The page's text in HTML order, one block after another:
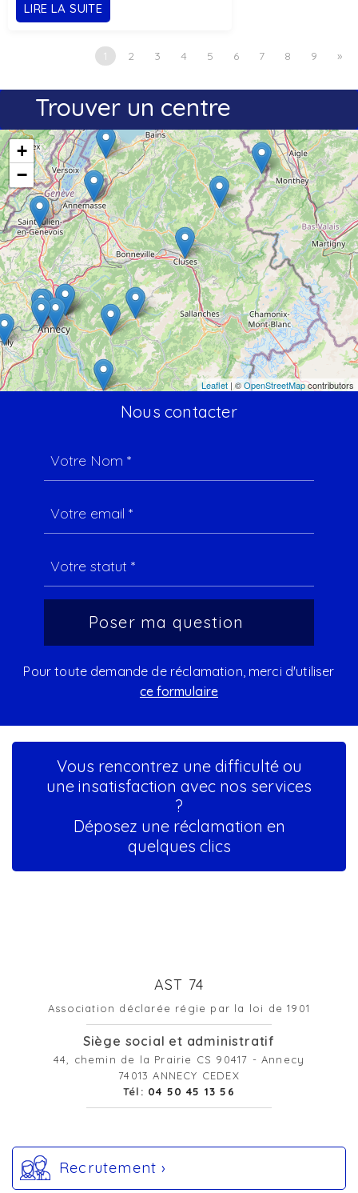
LIRE LA SUITE
1 2 3 4 5 6 7 8 9 »
Trouver un centre
+
−
Leaflet | ©OpenStreetMapcontributors
Nous contacter
Pour toute demande de réclamation, merci d'utiliser
ce formulaire
Vous rencontrez une difficulté ou
une insatisfaction avec nos services
?
Déposez une réclamation en
quelques clics
AST 74
Association déclarée régie par la loi de 1901
Siège social et administratif
44, chemin de la Prairie CS 90417 - Annecy
74013 ANNECY CEDEX
Tél: 04 50 45 13 56
Recrutement ›